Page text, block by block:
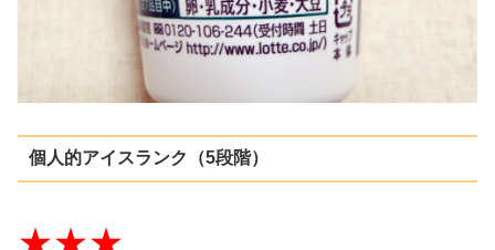
個人的アイスランク（5段階）